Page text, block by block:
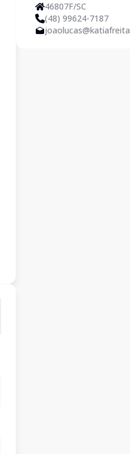
46807F/SC
(48) 99624-7187